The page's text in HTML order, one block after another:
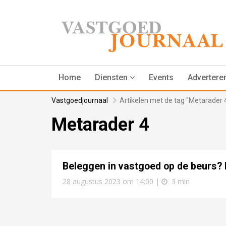
Home Diensten Events
Vastgoedjournaal Artikelen met de tag "Metarader
Metarader 4
Beleggen in vastgoed op de beurs?
28 augustus 2023 om 14:00 | 3 min